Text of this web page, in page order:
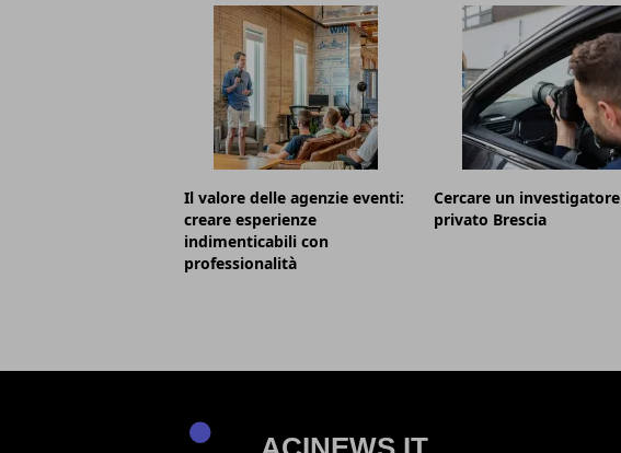
Il valore delle agenzie eventi:
creare esperienze
indimenticabili con
professionalità
Cercare un investigatore
privato Brescia